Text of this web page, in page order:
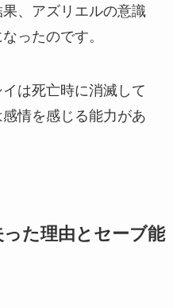
、アズリエルの意識
ったのです。
は死亡時に消滅して
情を感じる能力があ
た理由とセーブ能